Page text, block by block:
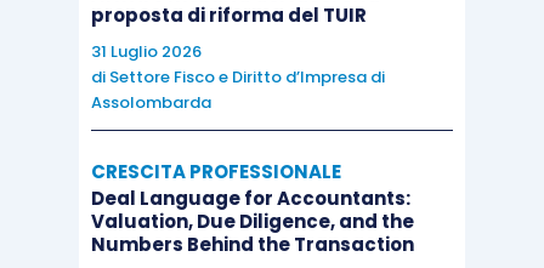
proposta di riforma del TUIR
31 Luglio 2026
di Settore Fisco e Diritto d’Impresa di
Assolombarda
CRESCITA PROFESSIONALE
Deal Language for Accountants:
Valuation, Due Diligence, and the
Numbers Behind the Transaction